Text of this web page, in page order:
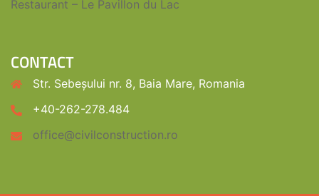
Restaurant – Le Pavillon du Lac
CONTACT
Str. Sebeșului nr. 8, Baia Mare, Romania
+40-262-278.484
office@civilconstruction.ro